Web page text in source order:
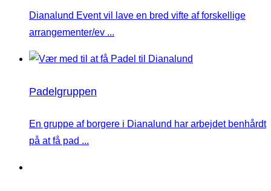
Dianalund Event vil lave en bred vifte af forskellige
arrangementer/ev ...
Padelgruppen
En gruppe af borgere i Dianalund har arbejdet benhårdt
på at få pad ...